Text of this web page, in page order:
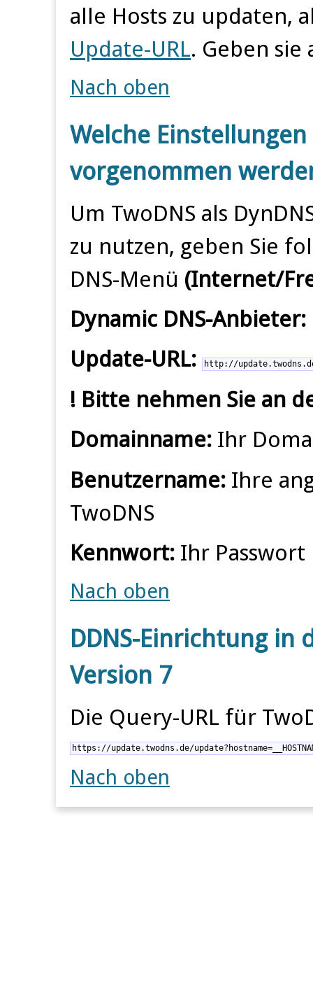
alle Hosts zu updaten,
Update-URL. Geben
Nach oben
Welche
vorgenommen
Um TwoDNS als
zu nutzen, geben Sie
DNS-Menü (Internet/
Dynamic DNS-Anbieter:
Update-URL:
http://
! Bitte nehmen Sie an
Domainname: Ihr
Benutzername: Ihre
TwoDNS
Kennwort: Ihr Passwort
Nach oben
DDNS-Einrichtung in
Version 7
Die Query-URL für
https://update.twodns.de/
Nach oben